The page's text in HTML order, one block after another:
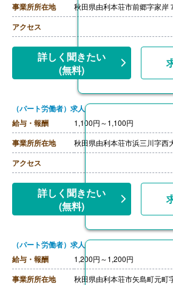
事業所所在地
アクセス
詳しく聞きたい
(無料)
（パート労働者）求人
給与・報酬
1,100円～1,100円
事業所所在地 秋田県由利本荘市浜三川字西
アクセス
詳しく聞きたい
(無料)
（パート労働者）求人
給与・報酬
1,200円～1,200円
事業所所在地